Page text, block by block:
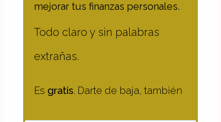
mejorar tus finanzas personales.
Todo claro y sin palabras
extrañas.
Es gratis. Darte de baja, también